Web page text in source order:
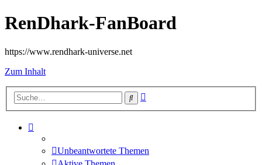
RenDhark-FanBoard
https://www.rendhark-universe.net
Zum Inhalt
Suche
Unbeantwortete Themen